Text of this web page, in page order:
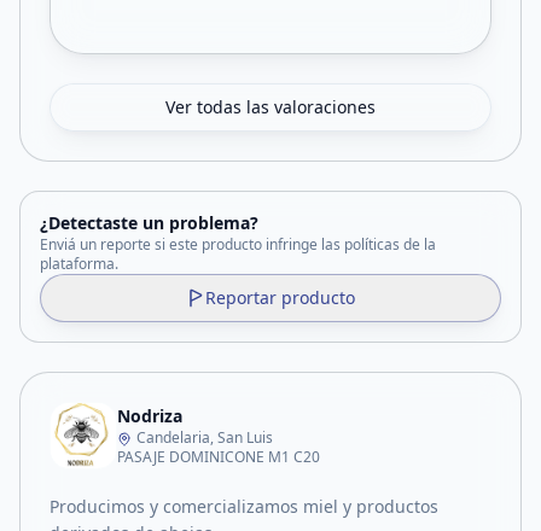
Ver todas las valoraciones
¿Detectaste un problema?
Enviá un reporte si este producto infringe las políticas de la
plataforma.
Reportar producto
Nodriza
Candelaria, San Luis
PASAJE DOMINICONE M1 C20
Producimos y comercializamos miel y productos